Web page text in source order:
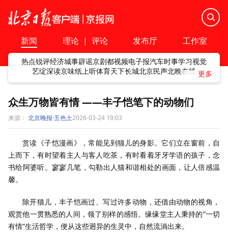
新闻 理论 | 评论 发布厅 工作室
热点锐评经济城事辟谣京剧都视频电子报汽车时事学习视觉
艺绽深读京味纸上听体育天下长城北京民声北晚在线
众生万物皆有情 ——丰子恺笔下的动物们
来源： 北京晚报·五色土2026-03-24 19:03
赏读《子恺漫画》，常能见到猫儿的身影。它们立在窗前，自
上而下，有时望着主人与客人吃茶，有时看着牙牙学语的孩子，念
书给阿婆听。寥寥几笔，勾勒出人猫和谐相处的画面，让人倍感温
馨。
除开猫儿，丰子恺画过、写过许多动物，还借由动物的视角，
观赏他一贯熟悉的人间，领了别样的感悟。缘缘堂主人秉持的“一切
有情”生活哲学，便从这些迥异的生灵中，自然流淌出来。